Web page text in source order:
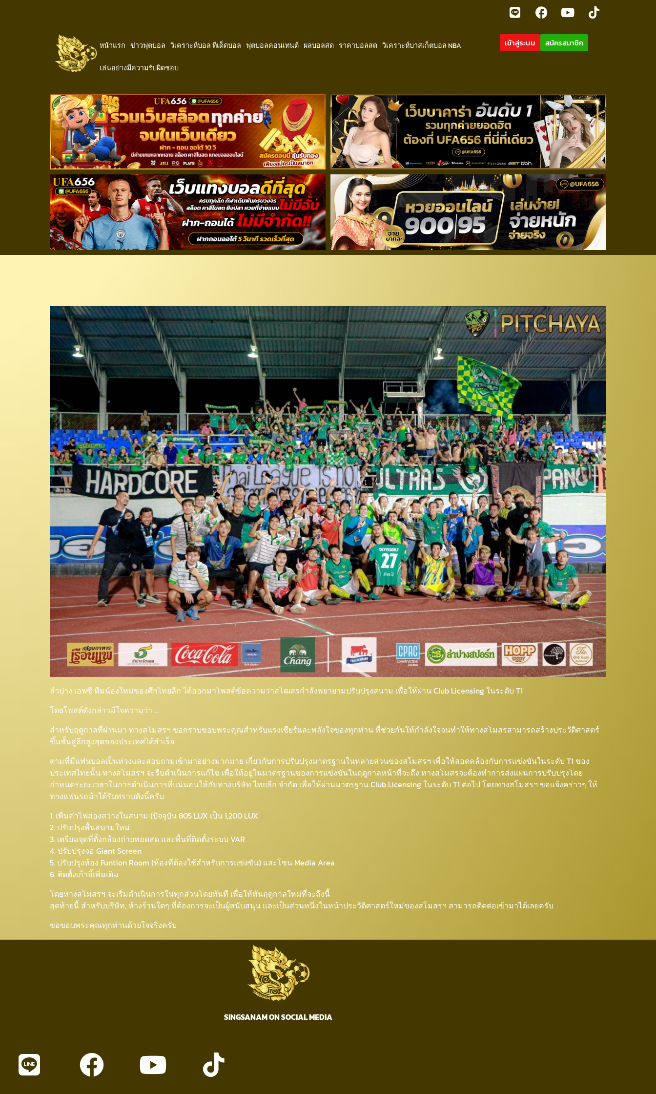
หน้าแรก ข่าวฟุตบอล วิเคราะห์บอล ทีเด็ดบอล ฟุตบอลคอนเทนต์ ผลบอลสด ราคาบอลสด วิเคราะห์บาสเก็ตบอล NBA
เล่นอย่างมีความรับผิดชอบ
เข้าสู่ระบบ สมัครสมาชิก
ลำปาง เอฟซี ทีมน้องใหม่ของศึกไทยลีก ได้ออกมาโพสต์ข้อความว่าสโฒสรกำลังพยายามปรับปรุงสนาม เพื่อให้ผ่าน Club Licensing ในระดับ T1
โดยโพสต์ดังกล่าวมีใจความว่า …
สำหรับฤดูกาลที่ผ่านมา ทางสโมสรฯ ขอกราบขอบพระคุณสำหรับแรงเชียร์และพลังใจของทุกท่าน ที่ช่วยกันให้กำลังใจจนทำให้ทางสโมสรสามารถสร้างประวัติศาสตร์
ขึ้นชั้นสู่ลีกสูงสุดของประเทศได้สำเร็จ
ตามที่มีแฟนบอลเป็นห่วงและสอบถามเข้ามาอย่างมากมาย เกี่ยวกับการปรับปรุงมาตรฐานในหลายส่วนของสโมสรฯ เพื่อให้สอดคล้องกับการแข่งขันในระดับ T1 ของ
ประเทศไทยนั้น ทางสโมสรฯ จะรีบดำเนินการแก้ไข เพื่อให้อยู่ในมาตรฐานของการแข่งขันในฤดูกาลหน้าที่จะถึง ทางสโมสรจะต้องทำการส่งแผนการปรับปรุงโดย
กำหนดระยะเวลาในการดำเนินการที่แน่นอนให้กับทางบริษัท ไทยลีก จำกัด เพื่อให้ผ่านมาตรฐาน Club Licensing ในระดับ T1 ต่อไป โดยทางสโมสรฯ ขอแจ้งคร่าวๆ ให้
ทางแฟนรถม้าได้รับทราบดังนี้ครับ
1. เพิ่มค่าไฟส่องสว่างในสนาม (ปัจจุบัน 805 LUX เป็น 1,200 LUX
2. ปรับปรุงพื้นสนามใหม่
3. เตรียมจุดที่ตั้งกล้องถ่ายทอดสด และพื้นที่ติดตั้งระบบ VAR
4. ปรับปรุงจอ Giant Screen
5. ปรับปรุงห้อง Funtion Room (ห้องที่ต้องใช้สำหรับการแข่งขัน) และโซน Media Area
6. ติดตั้งเก้าอี้เพิ่มเติม
โดยทางสโมสรฯ จะเริ่มดำเนินการในทุกส่วนโดยทันที เพื่อให้ทันฤดูกาลใหม่ที่จะถึงนี้
สุดท้ายนี้ สำหรับบริษัท, ห้างร้านใดๆ ที่ต้องการจะเป็นผู้สนับสนุน และเป็นส่วนหนึ่งในหน้าประวัติศาสตร์ใหม่ของสโมสรฯ สามารถติดต่อเข้ามาได้เลยครับ
ขอขอบพระคุณทุกท่านด้วยใจจริงครับ
SINGSANAM ON SOCIAL MEDIA